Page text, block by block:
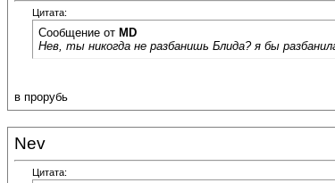
Цитата:
Сообщение от MD
Нев, ты никогда не разбанишь Блида? я бы
в прорубь
Nev
Цитата: